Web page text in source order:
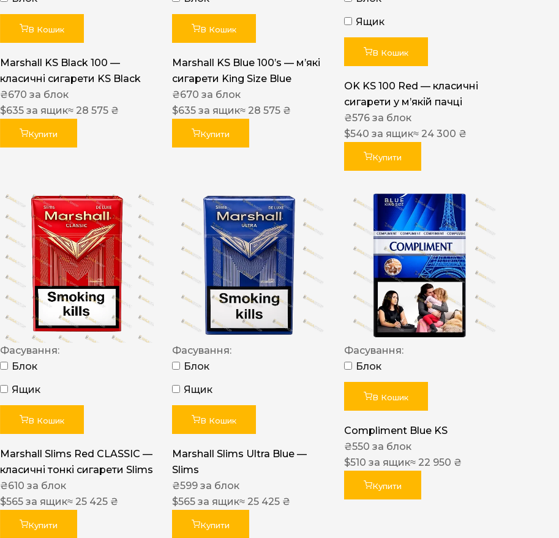
Nistru
PULL
Focus
De Santis
MONUS
NERO
NERO
Гуцульскі
Italian Blend 821
MAN
Arizona
В Кошик
Marshall KS Black 100 —
класичні сигарети KS Black
₴670 за блок
$635 за ящик≈ 28 575 ₴
Купити
В Кошик
Marshall KS Blue 100’s — м’які
сигарети King Size Blue
₴670 за блок
$635 за ящик≈ 28 575 ₴
Купити
Ящик
В Кошик
OK KS 100 Red — класичні
сигарети у м’якій пачці
₴576 за блок
$540 за ящик≈ 24 300 ₴
Купити
Фасування:
Блок
Ящик
В Кошик
Marshall Slims Red CLASSIC —
класичні тонкі сигарети Slims
₴610 за блок
$565 за ящик≈ 25 425 ₴
Купити
Фасування:
Блок
Ящик
В Кошик
Marshall Slims Ultra Blue —
Slims
₴599 за блок
$565 за ящик≈ 25 425 ₴
Купити
Фасування:
Блок
В Кошик
Compliment Blue KS
₴550 за блок
$510 за ящик≈ 22 950 ₴
Купити